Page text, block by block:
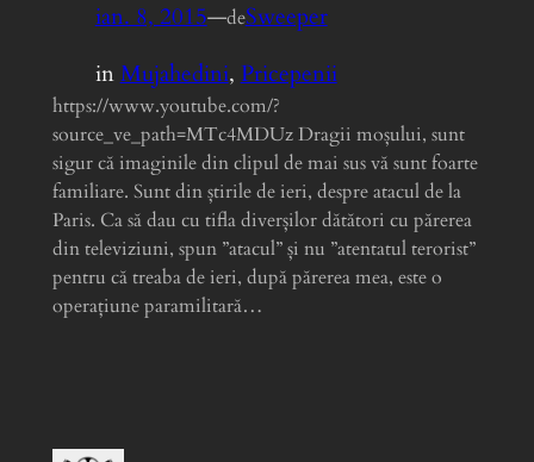
ian. 8, 2015—deSweeper
inMujahedini, Pricepenii
https://www.youtube.com/?
source_ve_path=MTc4MDUz Dragii moșului, sunt
sigur că imaginile din clipul de mai sus vă sunt foarte
familiare. Sunt din știrile de ieri, despre atacul de la
Paris. Ca să dau cu tifla diverșilor dătători cu părerea
din televiziuni, spun ”atacul” și nu ”atentatul terorist”
pentru că treaba de ieri, după părerea mea, este o
operațiune paramilitară…